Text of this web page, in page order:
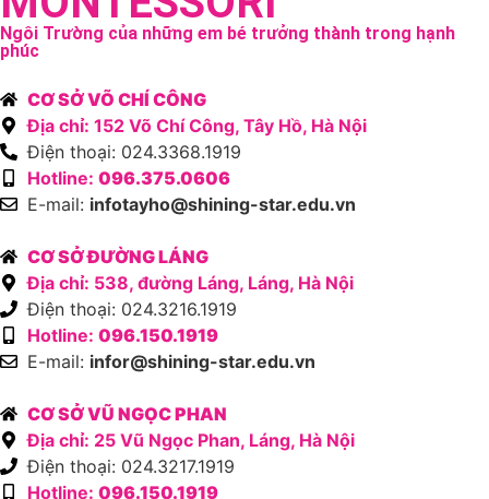
Ngôi Trường của những em bé trưởng thành trong hạnh
phúc
CƠ SỞ VÕ CHÍ CÔNG
Địa chỉ: 152 Võ Chí Công, Tây Hồ, Hà Nội
Điện thoại: 024.3368.1919
Hotline: 096.375.0606
E-mail: infotayho@shining-star.edu.vn
CƠ SỞ ĐƯỜNG LÁNG
Địa chỉ: 538, đường Láng, Láng, Hà Nội
Điện thoại: 024.3216.1919
Hotline: 096.150.1919
E-mail: infor@shining-star.edu.vn
CƠ SỞ VŨ NGỌC PHAN
Địa chỉ: 25 Vũ Ngọc Phan, Láng, Hà Nội
Điện thoại: 024.3217.1919
Hotline: 096.150.1919